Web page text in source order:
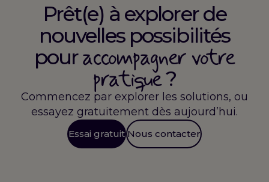
Prêt(e) à explorer de
nouvelles possibilités
pouraccompagner votre
pratique?
Commencez par explorer les solutions, ou
essayez gratuitement dès aujourd’hui.
Essai gratuit Nous contacter